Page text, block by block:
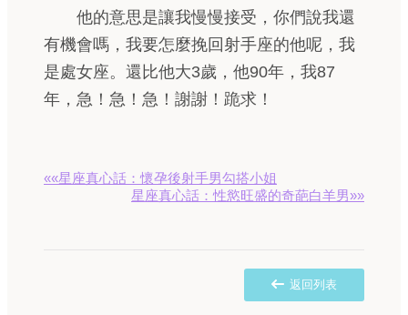
他的意思是讓我慢慢接受，你們說我還
有機會嗎，我要怎麼挽回射手座的他呢，我
是處女座。還比他大3歲，他90年，我87
年，急！急！急！謝謝！跪求！
««星座真心話：懷孕後射手男勾搭小姐
星座真心話：性慾旺盛的奇葩白羊男»»
返回列表